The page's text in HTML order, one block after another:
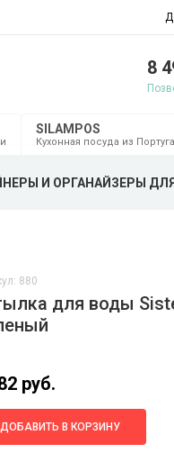
8
SILAMPOS
Кухонная посуда из
И ОРГАНАЙЗЕРЫ
880
для воды
руб.
ДОБАВИТЬ В КОРЗИНУ